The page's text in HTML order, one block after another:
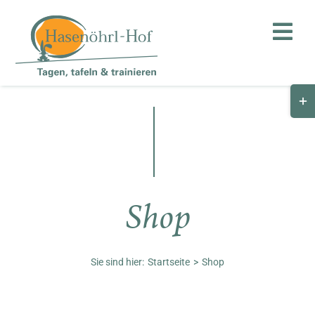
springen
Unternehmen
Shop
Sie sind hier: Startseite Shop